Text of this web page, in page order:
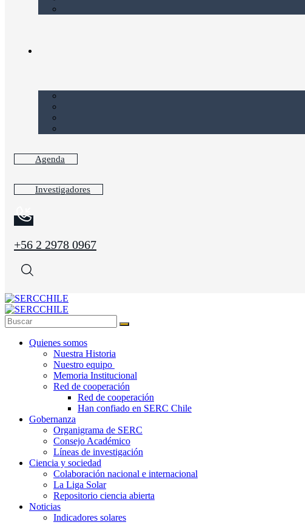
Agenda
Investigadores
+56 2 2978 0967
Quienes somos
Nuestra Historia
Nuestro equipo
Memoria Institucional
Red de cooperación
Red de cooperación
Han confiado en SERC Chile
Gobernanza
Organigrama de SERC
Consejo Académico
Líneas de investigación
Ciencia y sociedad
Colaboración nacional e internacional
La Liga Solar
Repositorio ciencia abierta
Noticias
Indicadores solares